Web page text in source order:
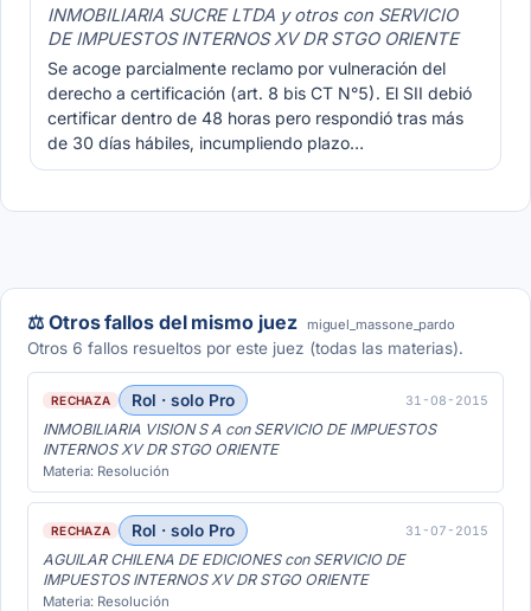
INMOBILIARIA SUCRE LTDA y otros con SERVICIO
DE IMPUESTOS INTERNOS XV DR STGO ORIENTE
Se acoge parcialmente reclamo por vulneración del
derecho a certificación (art. 8 bis CT N°5). El SII debió
certificar dentro de 48 horas pero respondió tras más
de 30 días hábiles, incumpliendo plazo…
⚖️ Otros fallos del mismo juez miguel_massone_pardo
Otros 6 fallos resueltos por este juez (todas las materias).
RECHAZA Rol · solo Pro 31-08-2015
INMOBILIARIA VISION S A con SERVICIO DE IMPUESTOS
INTERNOS XV DR STGO ORIENTE
Materia: Resolución
RECHAZA Rol · solo Pro 31-07-2015
AGUILAR CHILENA DE EDICIONES con SERVICIO DE
IMPUESTOS INTERNOS XV DR STGO ORIENTE
Materia: Resolución